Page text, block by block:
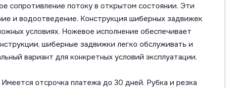
сопротивление потоку в открытом состоянии. Эти
и водоотведение. Конструкция шиберных задвижек
условиях. Ножевое исполнение обеспечивает
шиберные задвижки легко обслуживать и
вариант для конкретных условий эксплуатации.
отсрочка платежа до 30 дней. Рубка и резка